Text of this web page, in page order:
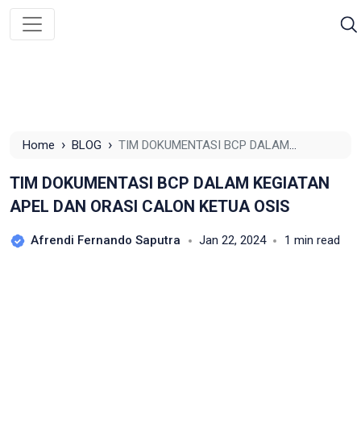
Home › BLOG › TIM DOKUMENTASI BCP DALAM
TIM DOKUMENTASI BCP DALAM KEGIATAN
APEL DAN ORASI CALON KETUA OSIS
Afrendi Fernando Saputra Jan 22, 2024 1 min read